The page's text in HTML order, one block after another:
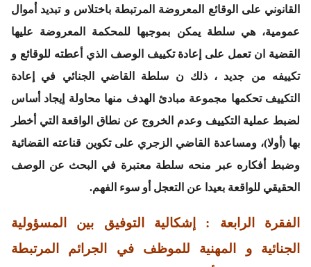
القانوني على الوقائع المعروضة المرتبطة باختلاس و تبديد أموال
عمومية، هي سلطة يمكن بموجبها للمحكمة المعروضة عليها
القضية ان تعمل على إعادة تكييف الوصف الذي أعطته للوقائع و
تكييفه من جديد ، ذلك ن سلطة القاضي الجنائي في إعادة
التكييف تحكمها مجموعة مبادئ الهدف منها محاولة إيجاد أساس
لضبط عملية التكييف وعدم الخروج عن نطاق الواقعة التي أخطر
بها (أولا)، ومساعدة القاضي الزجري على تكوين قناعته القضائية
وضبط أفكاره عبر منحه سلطة معتبرة في البحث عن الوصف
الحقيقي للواقعة بعيدا عن التعجل أو سوء الفهم.
الفقرة الرابعة : إشكالية التوفيق بين المسؤولية
الجنائية و المهنية للموظف في الجرائم المرتبطة